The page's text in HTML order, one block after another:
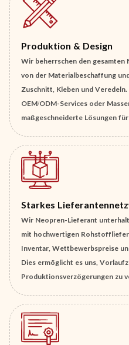
Produktion & Design
Wir beherrschen den
von der Materialbeschaffung
Zuschnitt, Kleben und Veredeln.
OEM/ODM-Services oder
maßgeschneiderte Lösungen
Starkes
Wir Neopren-Lieferant
mit hochwertigen
Inventar, Wettbewerbspreise
Dies ermöglicht es uns,
Produktionsverzögerungen zu